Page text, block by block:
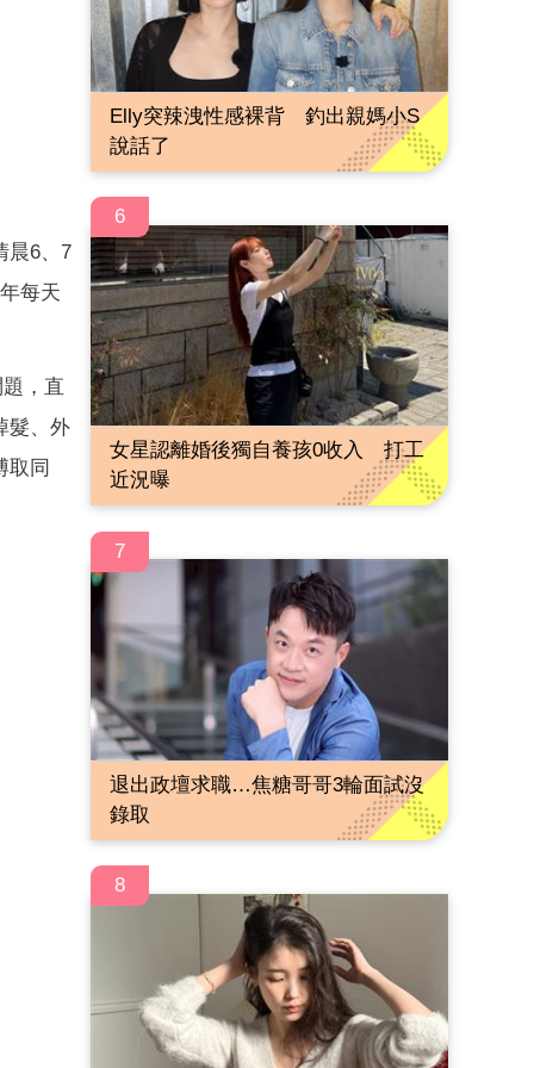
晨6、7
每天
，直
髮、外
取同
Elly突辣洩性感裸背 釣出親媽小S
說話了
6
女星認離婚後獨自養孩0收入 打工
近況曝
7
退出政壇求職…焦糖哥哥3輪面試沒
錄取
8